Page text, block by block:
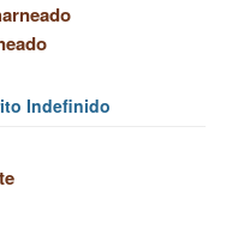
Indefinido